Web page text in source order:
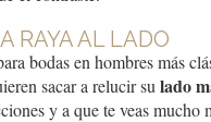
RAYA AL LADO
bodas en hombres más
sacar a relucir su lado
y a que te veas mucho